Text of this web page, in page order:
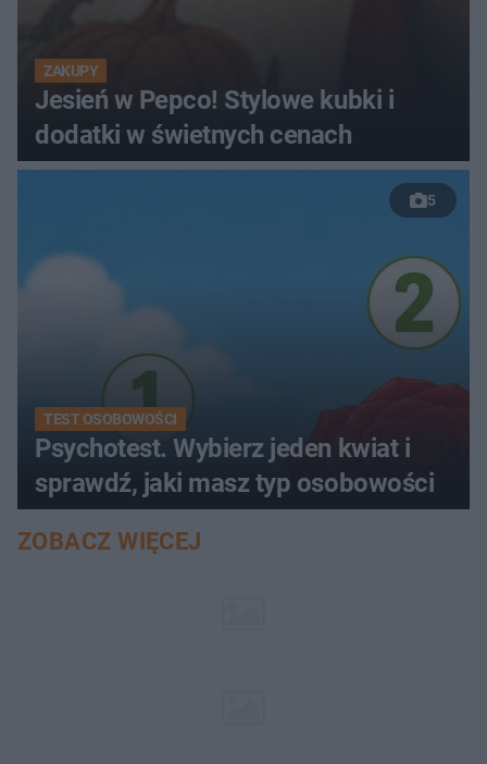
ZAKUPY
Jesień w Pepco! Stylowe kubki i
dodatki w świetnych cenach
5
TEST OSOBOWOŚCI
Psychotest. Wybierz jeden kwiat i
sprawdź, jaki masz typ osobowości
ZOBACZ WIĘCEJ